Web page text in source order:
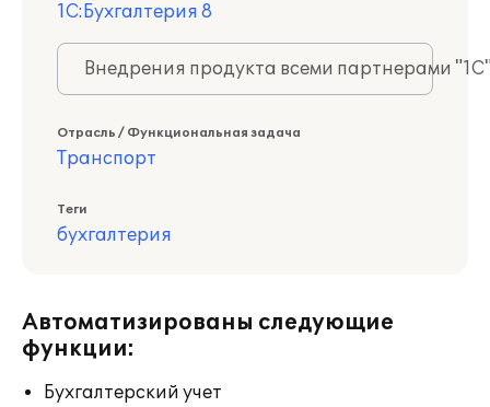
1С:Бухгалтерия 8
Внедрения продукта всеми партнерами
Отрасль / Функциональная задача
Транспорт
Теги
бухгалтерия
Автоматизированы следующие
функции:
Бухгалтерский учет